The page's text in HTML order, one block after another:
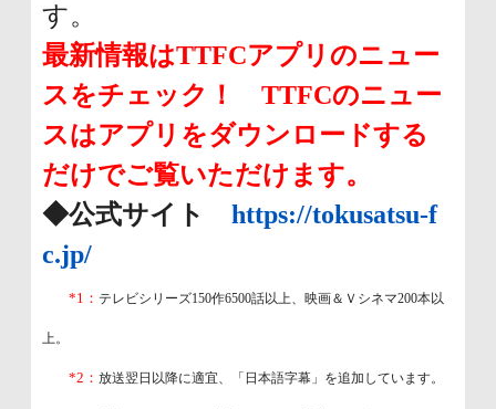
す。
最新情報はTTFCアプリのニュー
スをチェック！ TTFCのニュー
スはアプリをダウンロードする
だけでご覧いただけます。
◆公式サイト https://tokusatsu-f
c.jp/
*1： テレビシリーズ150作6500話以上、映画＆Ｖシネマ200本以
上。
*2： 放送翌日以降に適宜、「日本語字幕」を追加しています。